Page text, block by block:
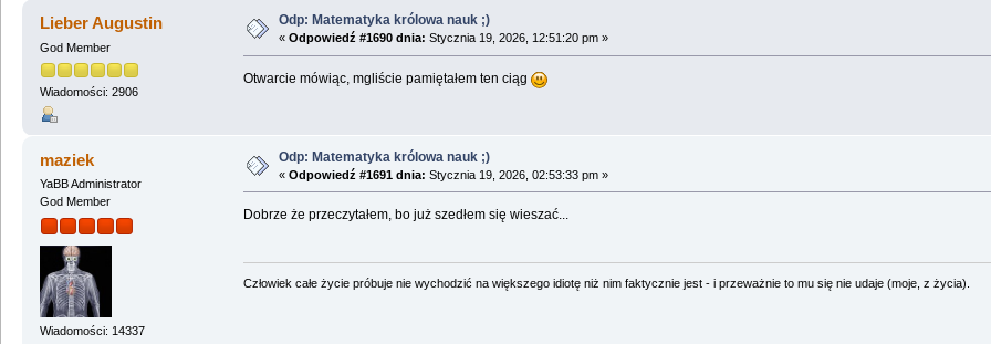
Lieber Augustin
God Member
Wiadomości: 2906
Odp: Matematyka królowa nauk ;)
« Odpowiedź #1690 dnia: Stycznia 19, 2026, 12:51:20 pm »
Otwarcie mówiąc, mgliście pamiętałem ten ciąg
maziek
YaBB Administrator
God Member
Wiadomości: 14337
Odp: Matematyka królowa nauk ;)
« Odpowiedź #1691 dnia: Stycznia 19, 2026, 02:53:33 pm »
Dobrze że przeczytałem, bo już szedłem się wieszać...
Człowiek całe życie próbuje nie wychodzić na większego idiotę niż nim faktycznie jest - i przeważnie to mu się nie udaje (moje, z życia).